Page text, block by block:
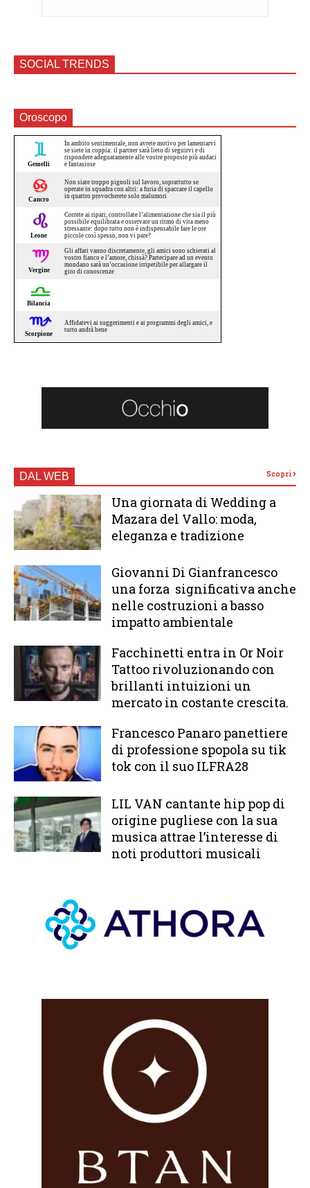
SOCIAL TRENDS
Oroscopo
DAL WEB Scopri
Una giornata di Wedding a
Mazara del Vallo: moda,
eleganza e tradizione
Giovanni Di Gianfrancesco
una forza significativa anche
nelle costruzioni a basso
impatto ambientale
Facchinetti entra in Or Noir
Tattoo rivoluzionando con
brillanti intuizioni un
mercato in costante crescita.
Francesco Panaro panettiere
di professione spopola su tik
tok con il suo ILFRA28
LIL VAN cantante hip pop di
origine pugliese con la sua
musica attrae l’interesse di
noti produttori musicali